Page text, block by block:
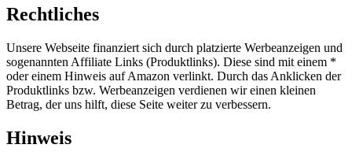
Rechtliches
Unsere Webseite finanziert sich durch platzierte Werbeanzeigen und
sogenannten Affiliate Links (Produktlinks). Diese sind mit einem *
oder einem Hinweis auf Amazon verlinkt. Durch das Anklicken der
Produktlinks bzw. Werbeanzeigen verdienen wir einen kleinen
Betrag, der uns hilft, diese Seite weiter zu verbessern.
Hinweis